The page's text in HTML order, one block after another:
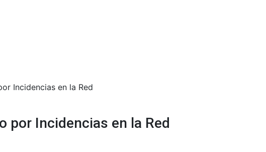
Incidencias en la Red
por Incidencias en la Red